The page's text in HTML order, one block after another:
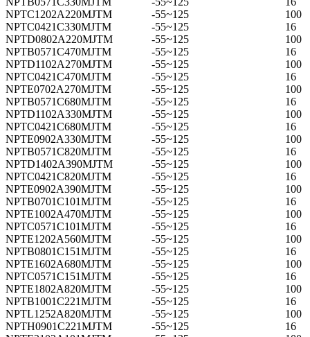
NPTC1202A220MJTM
-55~125
100
NPTC0421C330MJTM
-55~125
16
NPTD0802A220MJTM
-55~125
100
NPTB0571C470MJTM
-55~125
16
NPTD1102A270MJTM
-55~125
100
NPTC0421C470MJTM
-55~125
16
NPTE0702A270MJTM
-55~125
100
NPTB0571C680MJTM
-55~125
16
NPTD1102A330MJTM
-55~125
100
NPTC0421C680MJTM
-55~125
16
NPTE0902A330MJTM
-55~125
100
NPTB0571C820MJTM
-55~125
16
NPTD1402A390MJTM
-55~125
100
NPTC0421C820MJTM
-55~125
16
NPTE0902A390MJTM
-55~125
100
NPTB0701C101MJTM
-55~125
16
NPTE1002A470MJTM
-55~125
100
NPTC0571C101MJTM
-55~125
16
NPTE1202A560MJTM
-55~125
100
NPTB0801C151MJTM
-55~125
16
NPTE1602A680MJTM
-55~125
100
NPTC0571C151MJTM
-55~125
16
NPTE1802A820MJTM
-55~125
100
NPTB1001C221MJTM
-55~125
16
NPTL1252A820MJTM
-55~125
100
NPTH0901C221MJTM
-55~125
16